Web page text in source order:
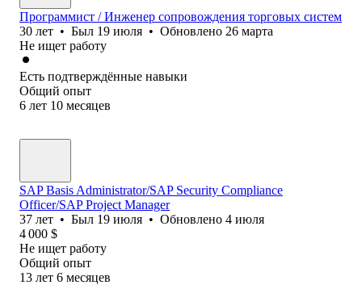
Программист / Инженер сопровождения торговых систем
30 лет • Был 19 июля • Обновлено 26 марта
Не ищет работу
Есть подтверждённые навыки
Общий опыт
6 лет 10 месяцев
SAP Basis Administrator/SAP Security Compliance
Officer/SAP Project Manager
37 лет • Был 19 июля • Обновлено 4 июля
4 000 $
Не ищет работу
Общий опыт
13 лет 6 месяцев